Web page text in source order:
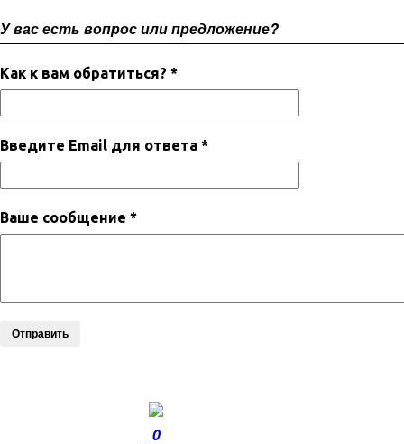
У вас есть вопрос или предложение?
Как к вам обратиться? *
Введите Email для ответа *
Ваше сообщение *
Отправить
0